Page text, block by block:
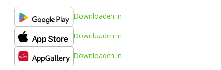
Downloaden in
Downloaden in
Downloaden in